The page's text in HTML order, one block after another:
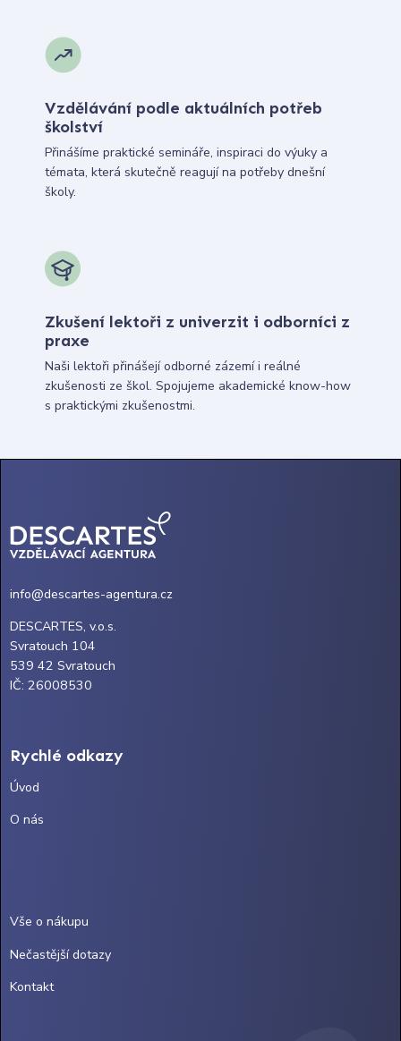
Vzdělávání podle aktuálních potřeb
školství
Přinášíme praktické semináře, inspiraci do výuky a
témata, která skutečně reagují na potřeby dnešní
školy.
Zkušení lektoři z univerzit i odborníci z
praxe
Naši lektoři přinášejí odborné zázemí i reálné
zkušenosti ze škol. Spojujeme akademické know-how
s praktickými zkušenostmi.
info@descartes-agentura.cz
DESCARTES, v.o.s.
Svratouch 104
539 42 Svratouch
IČ: 26008530
Rychlé odkazy
Úvod
O nás
Vše o nákupu
Nečastější dotazy
Kontakt